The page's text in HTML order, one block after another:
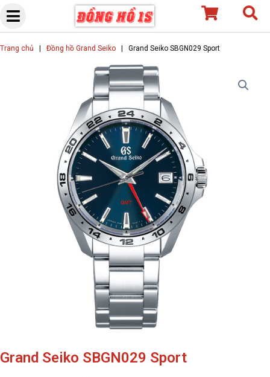
Skip
content
Trang chủ Đồng hồ Grand Seiko Grand Seiko SBGN029 Sport
Grand Seiko SBGN029 Sport